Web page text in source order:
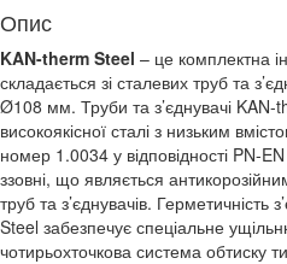
Опис
KAN-therm Steel – це комплектна
складається зі сталевих труб та
Ø108 мм. Труби та з’єднувачі KAN-
високоякісної сталі з низьким
номер 1.0034 у відповідності PN-
ззовні, що являється
труб та з’єднувачів. Герметичність
Steel забезпечує спеціальне
чотирьохточкова система обтиску